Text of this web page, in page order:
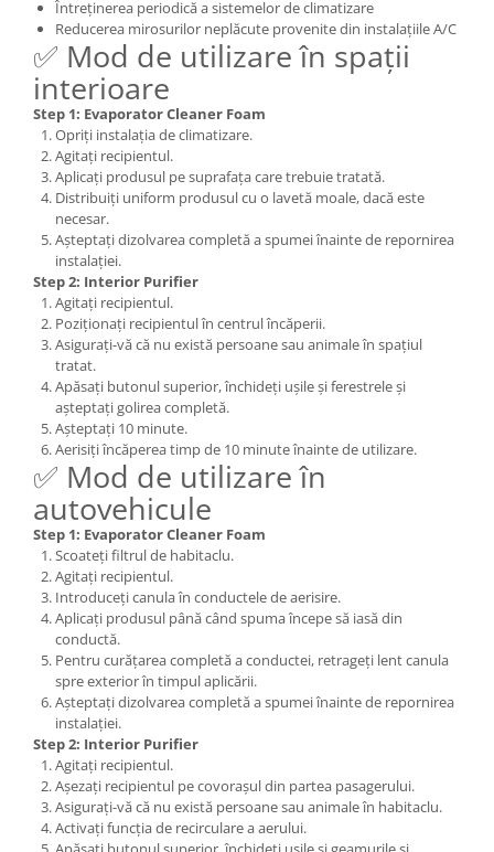
Întreținerea periodică a sistemelor de climatizare
Reducerea mirosurilor neplăcute provenite din instalațiile A/C
✅ Mod de utilizare în spații
interioare
Step 1: Evaporator Cleaner Foam
Opriți instalația de climatizare.
Agitați recipientul.
Aplicați produsul pe suprafața care trebuie tratată.
Distribuiți uniform produsul cu o lavetă moale, dacă este
necesar.
Așteptați dizolvarea completă a spumei înainte de repornirea
instalației.
Step 2: Interior Purifier
Agitați recipientul.
Poziționați recipientul în centrul încăperii.
Asigurați-vă că nu există persoane sau animale în spațiul
tratat.
Apăsați butonul superior, închideți ușile și ferestrele și
așteptați golirea completă.
Așteptați 10 minute.
Aerisiți încăperea timp de 10 minute înainte de utilizare.
✅ Mod de utilizare în
autovehicule
Step 1: Evaporator Cleaner Foam
Scoateți filtrul de habitaclu.
Agitați recipientul.
Introduceți canula în conductele de aerisire.
Aplicați produsul până când spuma începe să iasă din
conductă.
Pentru curățarea completă a conductei, retrageți lent canula
spre exterior în timpul aplicării.
Așteptați dizolvarea completă a spumei înainte de repornirea
instalației.
Step 2: Interior Purifier
Agitați recipientul.
Așezați recipientul pe covorașul din partea pasagerului.
Asigurați-vă că nu există persoane sau animale în habitaclu.
Activați funcția de recirculare a aerului.